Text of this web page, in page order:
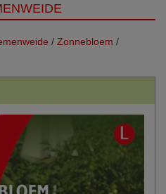
/ Zonnebloem /